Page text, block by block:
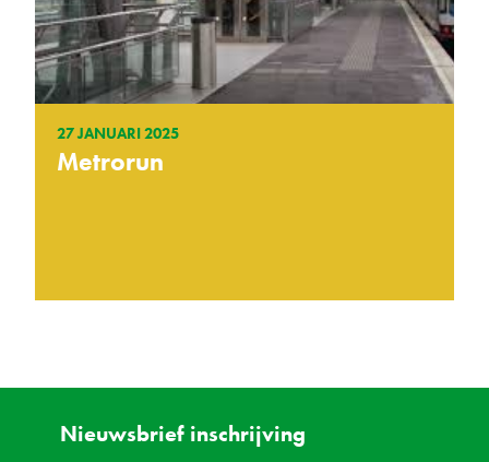
27 JANUARI 2025
Metrorun
Nieuwsbrief inschrijving